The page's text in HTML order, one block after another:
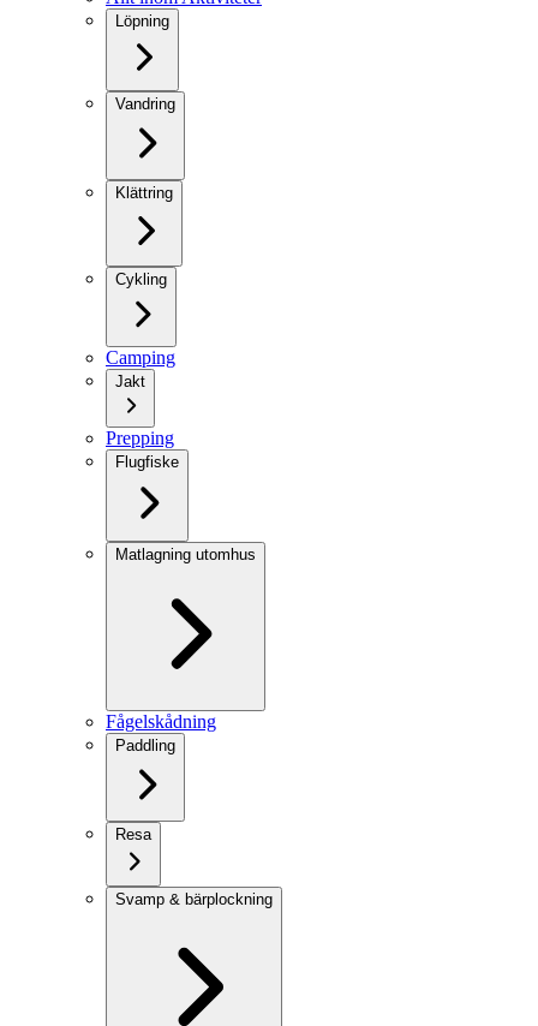
Löpning
Vandring
Klättring
Cykling
Camping
Jakt
Prepping
Flugfiske
Matlagning utomhus
Fågelskådning
Paddling
Resa
Svamp & bärplockning